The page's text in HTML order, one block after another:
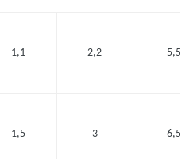
1,1 2,2 5,5
1,5 3 6,5